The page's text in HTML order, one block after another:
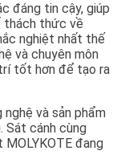
đáng tin cậy, giúp
thách thức về
nghiệt nhất thế
và chuyên môn
tốt hơn để tạo ra
và sản phẩm
Sát cánh cùng
đang